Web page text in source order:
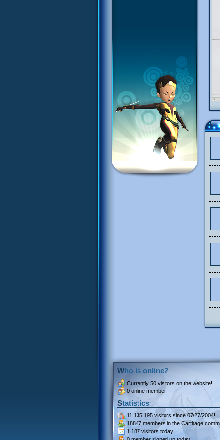
Who is online?
Currently 50 visitors on the website!
0 online member.
Statistics
11 135 195 visitors since 07/27/2004!
18847 members in the Carthage
1 187 visitors today!